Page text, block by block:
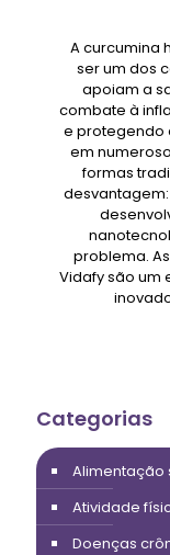
A curcumina
ser um dos
apoiam a
combate à
e protegendo
em
formas
problema.
Vidafy são um
Categorias
Alimentação
Atividade
Doenças